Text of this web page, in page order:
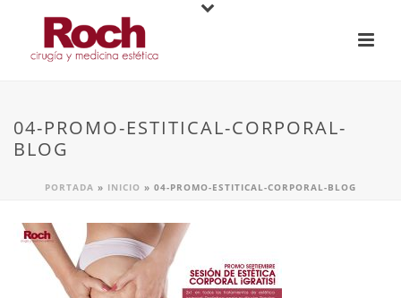
04-PROMO-ESTITICAL-CORPORAL-
BLOG
PORTADA » INICIO » 04-PROMO-ESTITICAL-CORPORAL-BLOG